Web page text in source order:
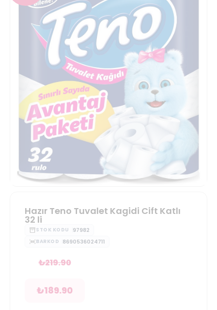
Hazır Teno Tuvalet Kagidi Cift Katlı
32 li
STOK KODU 97982
BARKOD 8690536024711
₺219.90
₺189.90